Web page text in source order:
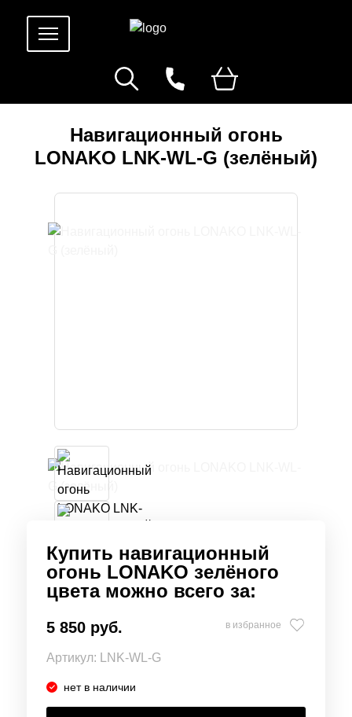
Навигационный огонь
LONAKO LNK-WL-G (зелёный)
Купить навигационный
огонь LONAKO зелёного
цвета можно всего за:
5 850 руб. в избранное
Артикул: LNK-WL-G
нет в наличии